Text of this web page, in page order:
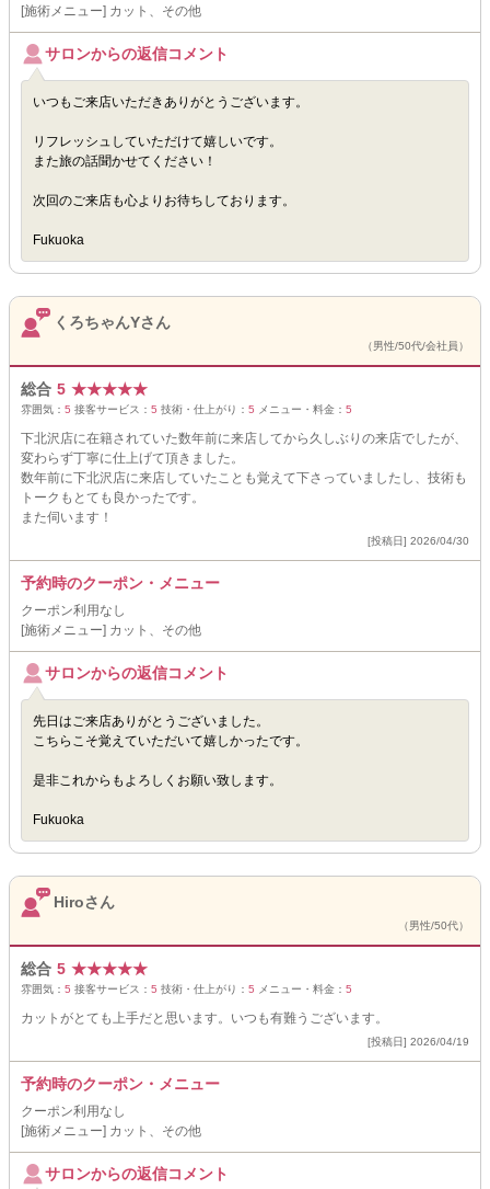
[施術メニュー] カット、その他
サロンからの返信コメント
いつもご来店いただきありがとうございます。
リフレッシュしていただけて嬉しいです。
また旅の話聞かせてください！
次回のご来店も心よりお待ちしております。
Fukuoka
くろちゃんYさん
（男性/50代/会社員）
総合 5 ★★★★★
雰囲気： 5 接客サービス： 5 技術・仕上がり： 5 メニュー・料金： 5
下北沢店に在籍されていた数年前に来店してから久しぶりの来店でしたが、
変わらず丁寧に仕上げて頂きました。
数年前に下北沢店に来店していたことも覚えて下さっていましたし、技術も
トークもとても良かったです。
また伺います！
[投稿日] 2026/04/30
予約時のクーポン・メニュー
クーポン利用なし
[施術メニュー] カット、その他
サロンからの返信コメント
先日はご来店ありがとうございました。
こちらこそ覚えていただいて嬉しかったです。
是非これからもよろしくお願い致します。
Fukuoka
Hiroさん
（男性/50代）
総合 5 ★★★★★
雰囲気： 5 接客サービス： 5 技術・仕上がり： 5 メニュー・料金： 5
カットがとても上手だと思います。いつも有難うございます。
[投稿日] 2026/04/19
予約時のクーポン・メニュー
クーポン利用なし
[施術メニュー] カット、その他
サロンからの返信コメント